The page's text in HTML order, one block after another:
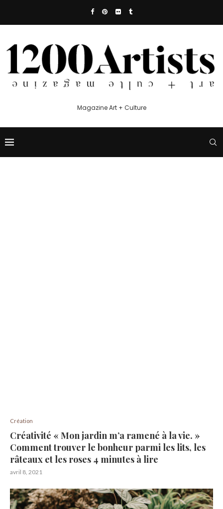
Magazine Art + Culture
Création
Créativité « Mon jardin m’a ramené à la vie. »
Comment trouver le bonheur parmi les lits, les
râteaux et les roses 4 minutes à lire
avril 8, 2021